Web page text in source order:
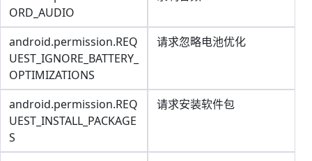
ORD_AUDIO
android.permission.REQ
UEST_IGNORE_BATTERY_
OPTIMIZATIONS
请求忽略电池优化
android.permission.REQ
UEST_INSTALL_PACKAGE
S
请求安装软件包